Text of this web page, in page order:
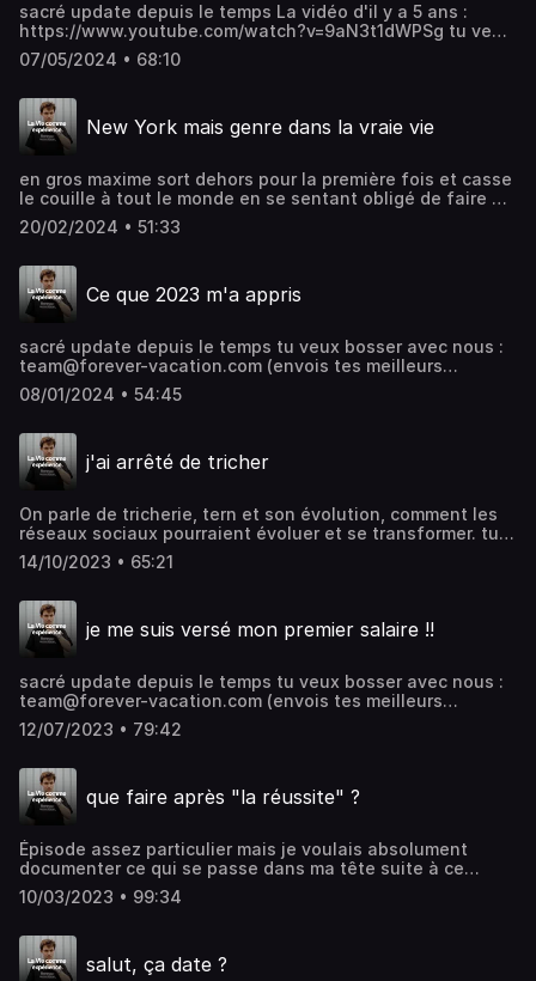
sacré update depuis le temps La vidéo d'il y a 5 ans :
https://www.youtube.com/watch?v=9aN3t1dWPSg tu veux
bosser avec nous : team@forever-vacation.com (envois
tes meilleurs création, montres nous ce que tu sais faire)
https://twitter.com/ImFlub Forever Vacation :
https://www.forever-vacation.com tern : https://in.tern.et/
07/05/2024 • 68:10
New York mais genre dans la vraie vie
en gros maxime sort dehors pour la première fois et casse
le couille à tout le monde en se sentant obligé de faire un
podcast d'une heure à ce sujet ptdrrrr tu veux bosser avec
nous : team@forever-vacation.com (envois tes meilleurs
https://www.instagram.com/f1ub/ Twitter :
https://twitter.com/ImFlub Forever Vacation :
https://www.forever-vacation.com tern : https://in.tern.et/
20/02/2024 • 51:33
Ce que 2023 m'a appris
sacré update depuis le temps tu veux bosser avec nous :
team@forever-vacation.com (envois tes meilleurs
création, montres nous ce que tu sais faire) Instagram :
https://www.instagram.com/f1ub/ Twitter :
https://www.forever-vacation.com tern : https://in.tern.et/
08/01/2024 • 54:45
j'ai arrêté de tricher
On parle de tricherie, tern et son évolution, comment les
réseaux sociaux pourraient évoluer et se transformer. tu
veux bosser avec nous : team@forever-vacation.com
(envois tes meilleurs création, montres nous ce que tu
Twitter : https://twitter.com/ImFlub Forever Vacation :
https://www.forever-vacation.com tern : https://in.tern.et/
14/10/2023 • 65:21
je me suis versé mon premier salaire !!
sacré update depuis le temps tu veux bosser avec nous :
team@forever-vacation.com (envois tes meilleurs
création, montres nous ce que tu sais faire) Ouvrir un
compte shine : https://c3po.link/QWSaUunhvE Instagram :
https://twitter.com/ImFlub Forever Vacation :
https://www.forever-vacation.com tern : https://in.tern.et/
12/07/2023 • 79:42
que faire après "la réussite" ?
Épisode assez particulier mais je voulais absolument
documenter ce qui se passe dans ma tête suite à ce
dernier drop ! Instagram :
https://www.instagram.com/f1ub/ Twitter :
https://www.forever-vacation.com
10/03/2023 • 99:34
salut, ça date ?